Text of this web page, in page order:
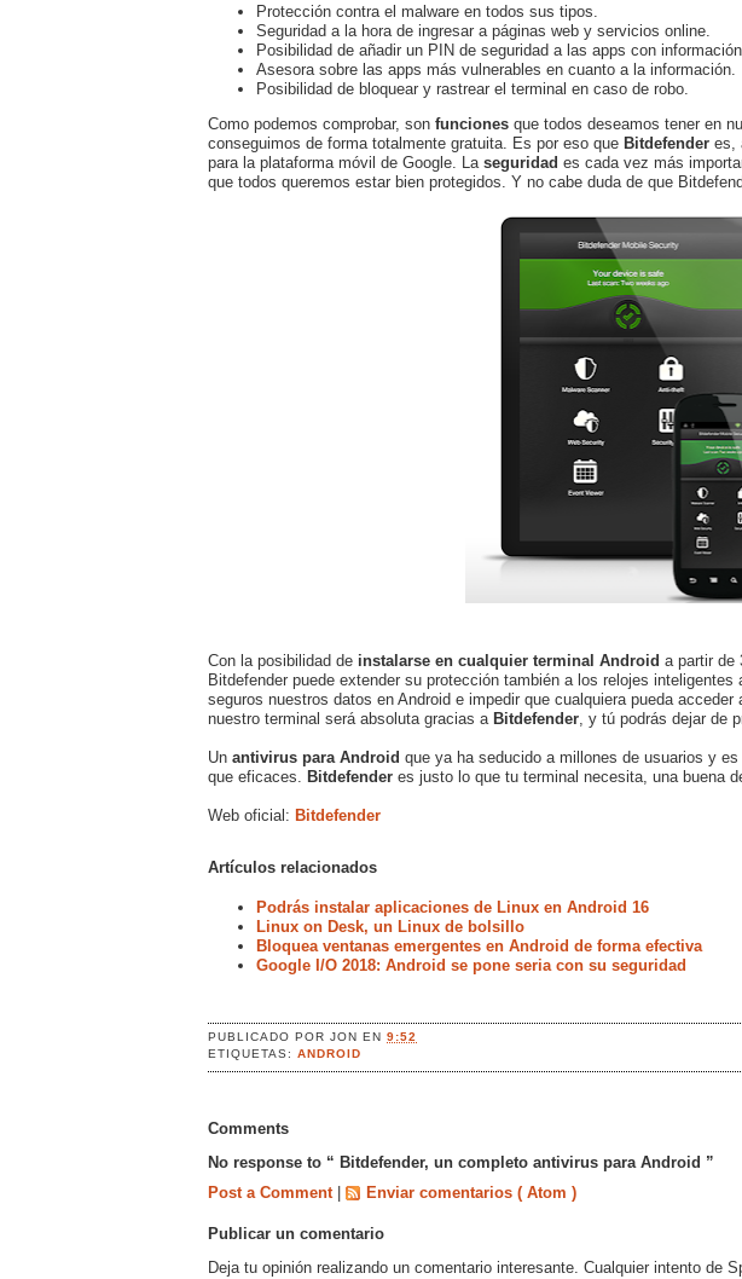
Protección contra el malware en todos sus tipos.
Seguridad a la hora de ingresar a páginas web y servicios online.
Posibilidad de añadir un PIN de seguridad a las apps con
Asesora sobre las apps más vulnerables en cuanto a la información.
Posibilidad de bloquear y rastrear el terminal en caso de robo.
Como podemos comprobar, son funciones que todos deseamos tener en
conseguimos de forma totalmente gratuita. Es por eso que Bitdefender es,
para la plataforma móvil de Google. La seguridad es cada vez más
que todos queremos estar bien protegidos. Y no cabe duda de que
Con la posibilidad de instalarse en cualquier terminal Android a partir de
Bitdefender puede extender su protección también a los relojes inteligentes
seguros nuestros datos en Android e impedir que cualquiera pueda
nuestro terminal será absoluta gracias a Bitdefender , y tú podrás dejar de
Un antivirus para Android que ya ha seducido a millones de usuarios y
que eficaces. Bitdefender es justo lo que tu terminal necesita, una buena
Web oficial: Bitdefender
Artículos relacionados
Podrás instalar aplicaciones de Linux en Android 16
Linux on Desk, un Linux de bolsillo
Bloquea ventanas emergentes en Android de forma efectiva
Google I/O 2018: Android se pone seria con su seguridad
PUBLICADO PORJONEN9:52
ETIQUETAS:ANDROID
Comments
No response to “ Bitdefender, un completo antivirus para Android ”
Post a Comment
Enviar comentarios ( Atom )
Publicar un comentario
Deja tu opinión realizando un comentario interesante. Cualquier intento de